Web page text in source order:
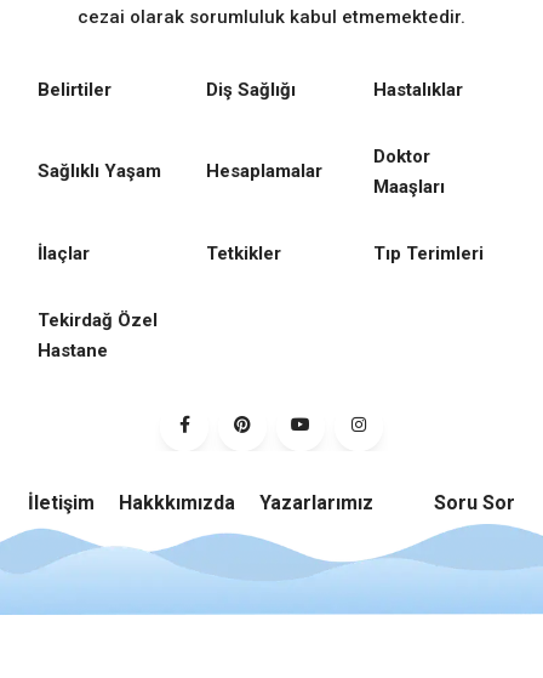
cezai olarak sorumluluk kabul etmemektedir.
Belirtiler Diş Sağlığı Hastalıklar
Sağlıklı Yaşam Hesaplamalar
Doktor
Maaşları
İlaçlar Tetkikler Tıp Terimleri
Tekirdağ Özel
Hastane
İletişim Hakkkımızda Yazarlarımız Soru Sor